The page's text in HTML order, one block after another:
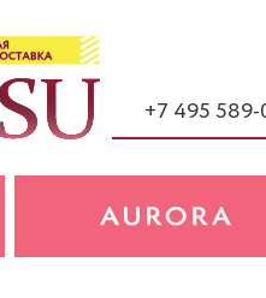
+7 495 589-